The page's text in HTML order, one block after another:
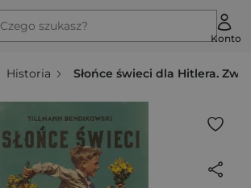
Czego szukasz?
Konto
Historia Słońce świeci dla Hitlera.